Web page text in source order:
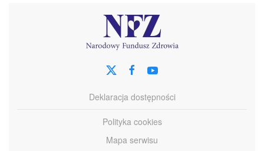
Deklaracja dostępności
Polityka cookies
Mapa serwisu